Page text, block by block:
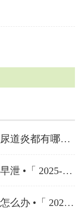
成都治疗尿道炎要花多少钱,尿道炎都有哪些影响因素 •「 2025-01-02 」
成都正规男科医院,怎么避免早泄 •「 2025-01-02 」
成都正规男科医院,男性早泄怎么办 •「 2025-01-02 」